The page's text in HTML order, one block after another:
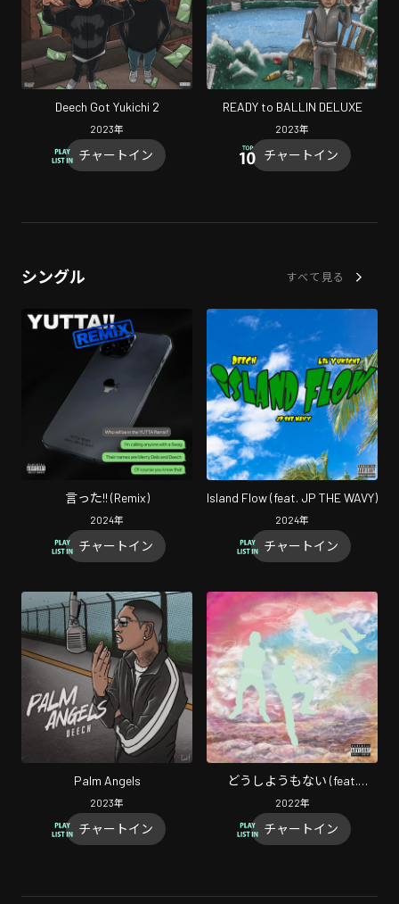
Deech Got Yukichi 2
2023年
チャートイン
READY to BALLIN DELUXE
2023年
チャートイン
シングル すべて見る
言った!! (Remix)
2024年
チャートイン
Island Flow (feat. JP THE WAVY)
2024年
チャートイン
Palm Angels
2023年
チャートイン
どうしようもない (feat.
Candee)
2022年
チャートイン